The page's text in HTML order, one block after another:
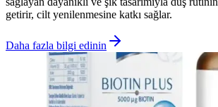
getirir, cilt yenilenmesine katkı sağlar.
Daha fazla bilgi edinin